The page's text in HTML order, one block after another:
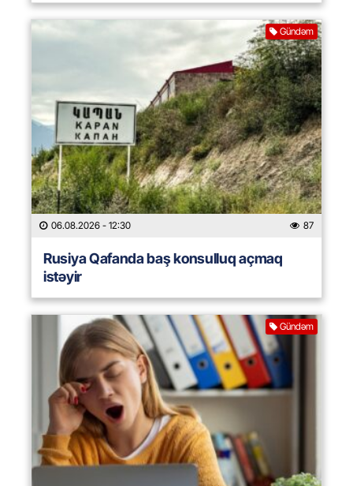
Gündəm
06.08.2026 - 12:30 87
Rusiya Qafanda baş konsulluq açmaq
istəyir
Gündəm